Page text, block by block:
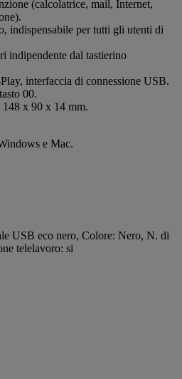
(calcolatrice, mail, Internet,
indispensabile per tutti gli utenti di
indipendente dal tastierino
interfaccia di connessione USB.
00.
x 90 x 14 mm.
e Mac.
USB eco nero, Colore: Nero, N. di
telelavoro: si